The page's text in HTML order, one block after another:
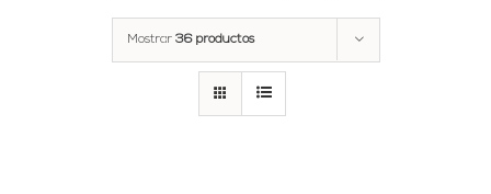
Mostrar 36 productos